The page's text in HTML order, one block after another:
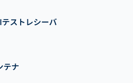
テストレシーバ
テナ